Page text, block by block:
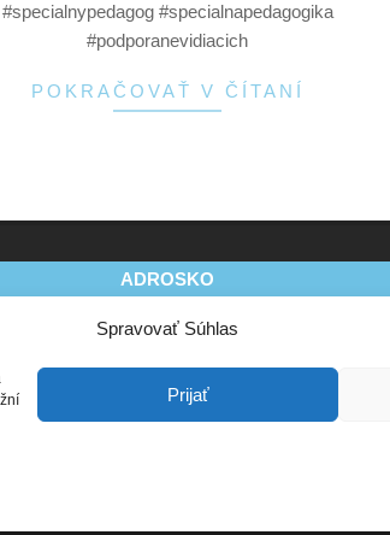
Spravovať Súhlas
Prijať
#specialnypedagog #specialnapedagogika
#podporanevidiacich
POKRAČOVAŤ V ČÍTANÍ
ADROSKO
Ochrana osobných údajov
(EU)